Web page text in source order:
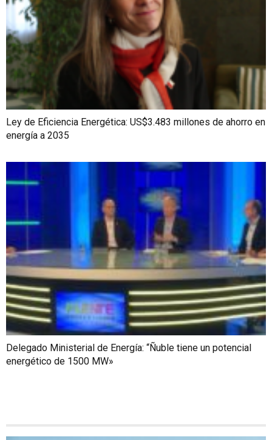
Ley de Eficiencia Energética: US$3.483 millones de ahorro en
energía a 2035
Delegado Ministerial de Energía: “Ñuble tiene un potencial
energético de 1500 MW»